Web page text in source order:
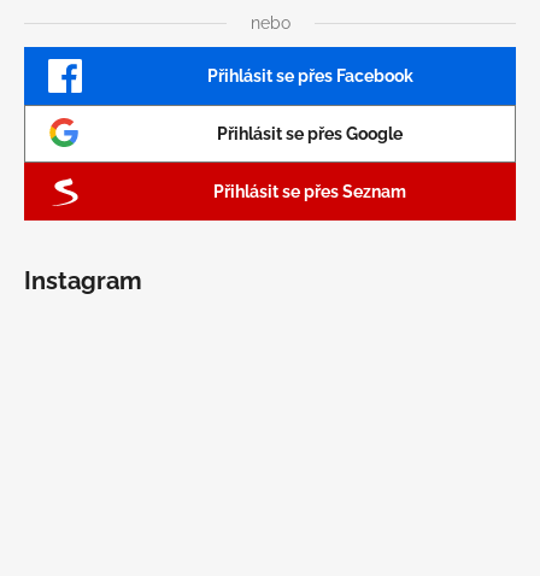
nebo
Přihlásit se přes Facebook
Přihlásit se přes Google
Přihlásit se přes Seznam
Instagram